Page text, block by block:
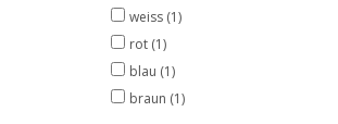
weiss (1)
rot (1)
blau (1)
braun (1)